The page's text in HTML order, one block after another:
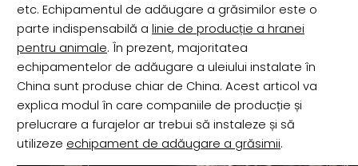
etc. Echipamentul de adăugare a grăsimilor este o
parte indispensabilă a linie de producție a hranei
pentru animale. În prezent, majoritatea
echipamentelor de adăugare a uleiului instalate în
China sunt produse chiar de China. Acest articol va
explica modul în care companiile de producție și
prelucrare a furajelor ar trebui să instaleze și să
utilizeze echipament de adăugare a grăsimii.